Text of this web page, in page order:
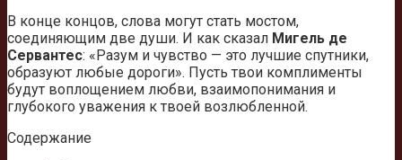
В конце концов, слова могут стать мостом,
соединяющим две души. И как сказал Мигель де
Сервантес: «Разум и чувство — это лучшие спутники,
образуют любые дороги». Пусть твои комплименты
будут воплощением любви, взаимопонимания и
глубокого уважения к твоей возлюбленной.
Содержание